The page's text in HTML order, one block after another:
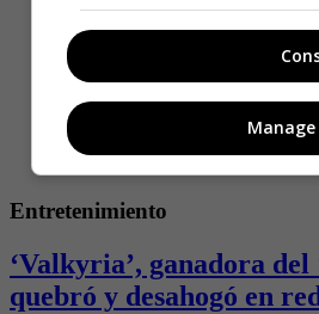
Entretenimiento
‘Valkyria’, ganadora del
quebró y desahogó en